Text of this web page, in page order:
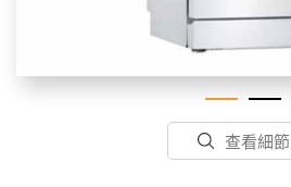
查看細節